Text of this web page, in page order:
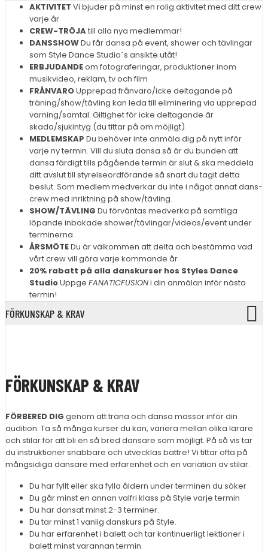
AKTIVITET Vi bjuder på minst en rolig aktivitet med ditt crew
varje år
CREW-TRÖJAtill alla nya medlemmar!
DANSSHOWDu får dansa på event, shower och tävlingar
som Style Dance Studio´s ansikte utåt!
ERBJUDANDEom fotograferingar, produktioner inom
musikvideo, reklam, tv och film
FRÅNVAROUpprepad frånvaro/icke deltagande på
träning/show/tävling kan leda till eliminering via upprepad
varning/samtal. Giltighet för icke deltagande är
skada/sjukintyg (du tittar på om möjligt).
MEDLEMSKAP Du behöver inte anmäla dig på nytt inför
varje ny termin. Vill du sluta dansa så är du bunden att
dansa färdigt tills pågående termin är slut & ska meddela
ditt avslut till styrelseordförande så snart du tagit detta
beslut. Som medlem medverkar du inte i något annat dans-
crew med inriktning på show/tävling.
SHOW/TÄVLING Du förväntas medverka på samtliga
löpande inbokade shower/tävlingar/videos/event under
terminerna.
ÅRSMÖTEDu är välkommen att delta och bestämma vad
vårt crew vill göra varje kommande år
20% rabatt på alla danskurser hos Styles Dance
StudioUppge FANATICFUSIONi din anmälan inför nästa
termin!
FÖRKUNSKAP & KRAV
FÖRKUNSKAP & KRAV
FÖRBERED DIG genom att träna och dansa massor inför din
audition. Ta så många kurser du kan, variera mellan olika lärare
och stilar för att bli en så bred dansare som möjligt. På så vis tar
du instruktioner snabbare och utvecklas bättre! Vi tittar ofta på
mångsidiga dansare med erfarenhet och en variation av stilar.
Du har fyllt eller ska fylla åldern under terminen du söker
Du går minst en annan valfri klass på Style varje termin
Du har dansat minst 2-3 terminer.
Du tar minst 1 vanlig danskurs på Style.
Du har erfarenhet i balett och tar kontinuerligt lektioner i
balett minst varannan termin.